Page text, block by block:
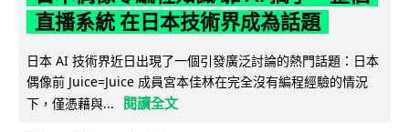
直播系統 在日本技術界成為話題
日本 AI 技術界近日出現了一個引發廣泛討論的熱門話題：日本
偶像前 Juice=Juice 成員宮本佳林在完全沒有編程經驗的情況
下，僅憑藉與...
閱讀全文